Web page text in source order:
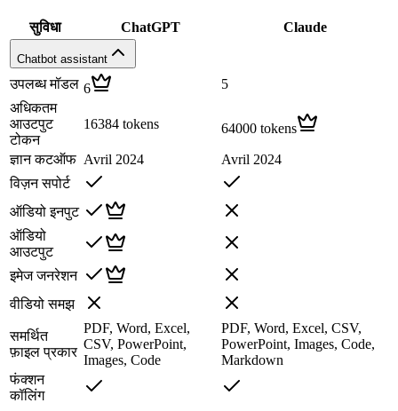
सुविधा ChatGPT Claude
Chatbot assistant
उपलब्ध मॉडल 6
5
अधिकतम
आउटपुट
टोकन
16384 tokens 64000 tokens
ज्ञान कटऑफ Avril 2024
Avril 2024
विज़न सपोर्ट
ऑडियो इनपुट
ऑडियो
आउटपुट
इमेज जनरेशन
वीडियो समझ
समर्थित
फ़ाइल प्रकार
PDF, Word, Excel,
CSV, PowerPoint,
Images, Code
PDF, Word, Excel, CSV,
PowerPoint, Images, Code,
Markdown
फंक्शन
कॉलिंग